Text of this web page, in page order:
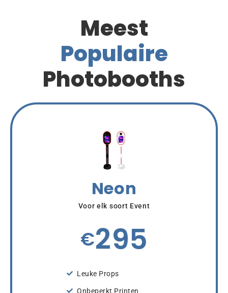
Meest
Populaire
Photobooths
Neon
Voor elk soort Event
€295
Leuke Props
Onbeperkt Printen